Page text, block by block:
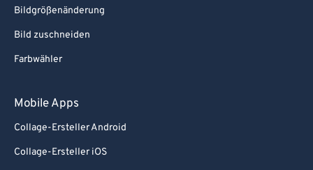
Bildgrößenänderung
Bild zuschneiden
Farbwähler
Mobile Apps
Collage-Ersteller Android
Collage-Ersteller iOS